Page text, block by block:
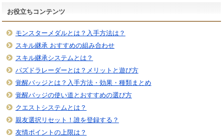
お役立ちコンテンツ
モンスターメダルとは？入手方法は？
スキル継承 おすすめの組み合わせ
スキル継承システムとは？
パズドラレーダーとは？メリットと遊び方
覚醒バッジとは？入手方法・効果・種類まとめ
覚醒バッジの使い道とおすすめの選び方
クエストシステムとは？
親友選択リセット！誰を登録する？
友情ポイントの上限は？